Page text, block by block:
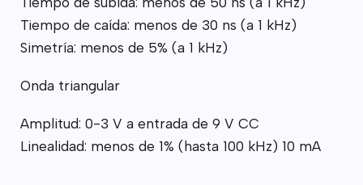
Tiempo de caída: menos de 30 ns (a 1 kHz)
Simetría: menos de 5% (a 1 kHz)
Onda triangular
Amplitud: 0-3 V a entrada de 9 V CC
Linealidad: menos de 1% (hasta 100 kHz) 10 mA